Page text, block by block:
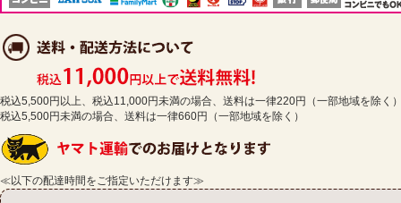
税込5,500円以上、税込11,000円未満の場合、送料は一律220円（一部地域を除く
税込5,500円未満の場合、送料は一律660円（一部地域を除く）
≪以下の配達時間をご指定いただけます≫